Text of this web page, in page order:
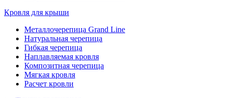
Кровля для крыши
Металлочерепица Grand Line
Натуральная черепица
Гибкая черепица
Наплавляемая кровля
Композитная черепица
Мягкая кровля
Расчет кровли